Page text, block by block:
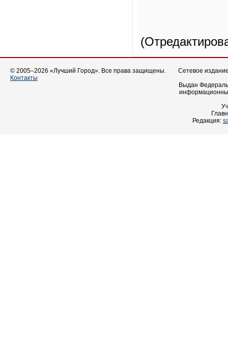
© 2005–2026 «Лучший Город». Все права защищены.
Контакты
Сетевое
Выдан
Редакция: